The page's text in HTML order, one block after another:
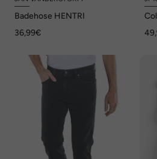
Badehose HENTRI
36,99€